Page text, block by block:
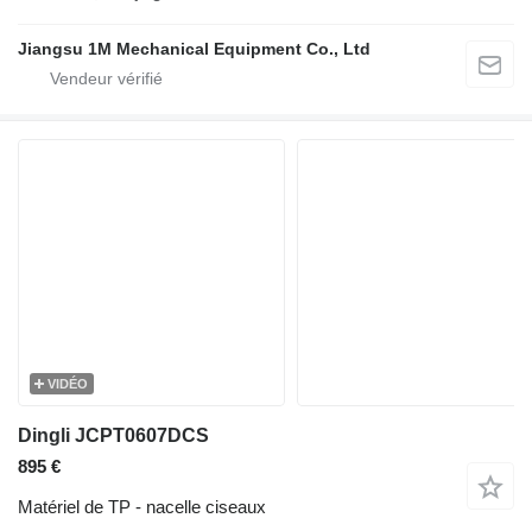
Jiangsu 1M Mechanical Equipment Co., Ltd
VIDÉO
Dingli JCPT0607DCS
895 €
Matériel de TP - nacelle ciseaux